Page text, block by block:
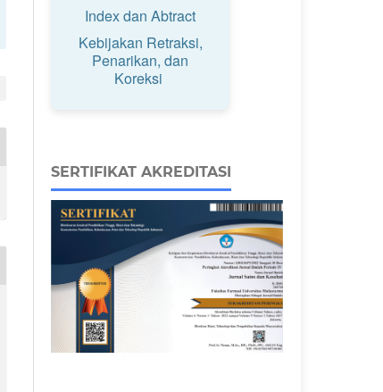
Index dan Abtract
Kebijakan Retraksi,
Penarikan, dan
Koreksi
SERTIFIKAT AKREDITASI